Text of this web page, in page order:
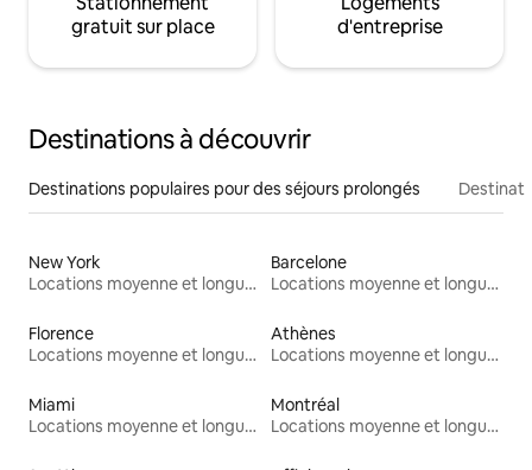
gratuit sur place
d'entreprise
Destinations à découvrir
Destinations populaires pour des séjours prolongés
New York
Locations moyenne et longue durée
Barcelone
Locations moyenne et longue durée
Florence
Locations moyenne et longue durée
Athènes
Locations moyenne et longue durée
Miami
Locations moyenne et longue durée
Montréal
Locations moyenne et longue durée